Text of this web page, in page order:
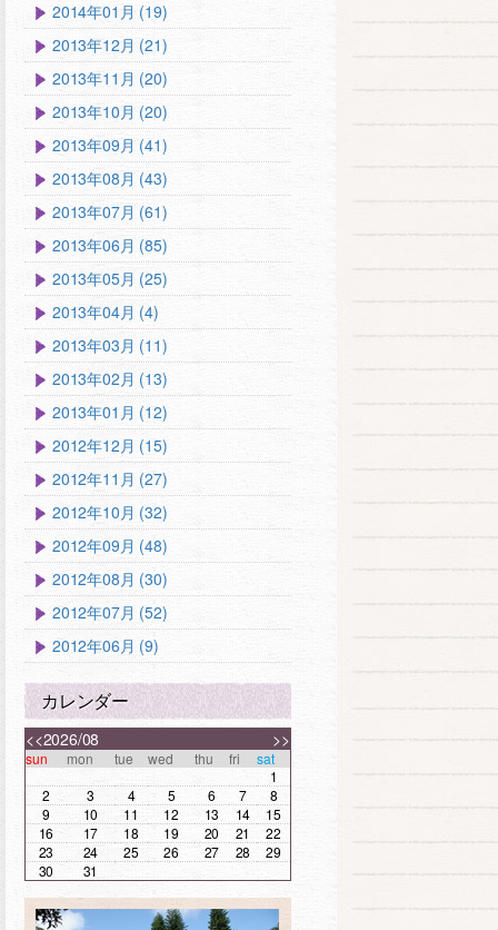
2014年01月 (19)
2013年12月 (21)
2013年11月 (20)
2013年10月 (20)
2013年09月 (41)
2013年08月 (43)
2013年07月 (61)
2013年06月 (85)
2013年05月 (25)
2013年04月 (4)
2013年03月 (11)
2013年02月 (13)
2013年01月 (12)
2012年12月 (15)
2012年11月 (27)
2012年10月 (32)
2012年09月 (48)
2012年08月 (30)
2012年07月 (52)
2012年06月 (9)
カレンダー
<< >>
2026/08
sun mon tue wed thu fri
sat
1
2
3 4 5 6 7
8
9
10 11 12 13 14
15
16
17 18 19 20 21
22
23
24 25 26 27 28
29
30
31